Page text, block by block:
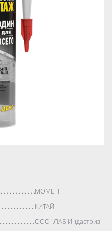
МОМЕНТ
КИТАЙ
ООО "ЛАБ Индастриз"